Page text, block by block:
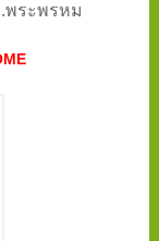
พระพรหม